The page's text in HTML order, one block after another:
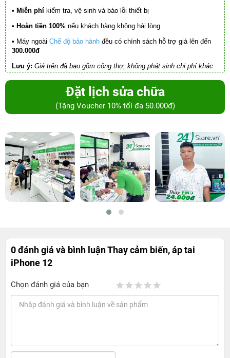
• Miễn phí kiểm tra, vệ sinh và báo lỗi thiết bị
• Hoàn tiền 100% nếu khách hàng không hài lòng
• Máy ngoài Chế độ bảo hành đều có chính sách hỗ trợ giá lên đến
300.000đ
Lưu ý: Giá trên đã bao gồm công thợ, không phát sinh chi phí khác
Đặt lịch sửa chữa
(Tặng Voucher 10% tối đa 50.000đ)
0 đánh giá và bình luậnThay cảm biến, áp tai
iPhone 12
Chọn đánh giá của bạn